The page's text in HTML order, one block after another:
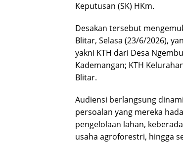
Keputusan (SK) HKm.
Desakan tersebut
Blitar, Selasa (23/6/2026),
yakni KTH dari Desa
Kademangan; KTH
Blitar.
Audiensi berlangsung
persoalan yang mereka
pengelolaan lahan,
usaha agroforestri, hingga